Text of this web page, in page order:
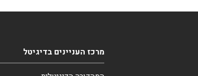
מרכז העניינים בדיגיטל